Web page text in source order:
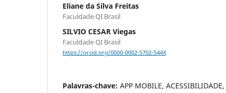
Eliane da Silva Freitas
Faculdade QI Brasil
SILVIO CESAR Viegas
Faculdade QI Brasil
https://orcid.org/0000-0002-5702-544X
Palavras-chave: APP MOBILE,